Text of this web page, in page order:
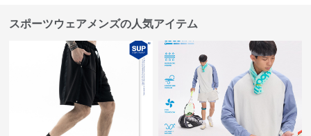
スポーツウェアメンズの人気アイテム